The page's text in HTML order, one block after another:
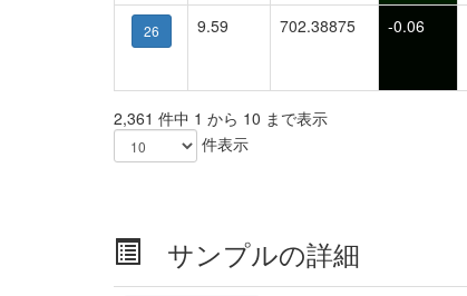
26 9.59 702.38875 -0.06
2,361 件中 1 から 10 まで表示
件表示
サンプルの詳細